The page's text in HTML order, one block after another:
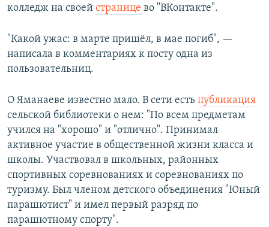
колледж на своей странице во "ВКонтакте".
"Какой ужас: в марте пришёл, в мае погиб", —
написала в комментариях к посту одна из
пользовательниц.
О Яманаеве известно мало. В сети есть публикация
сельской библиотеки о нем: "По всем предметам
учился на "хорошо" и "отлично". Принимал
активное участие в общественной жизни класса и
школы. Участвовал в школьных, районных
спортивных соревнованиях и соревнованиях по
туризму. Был членом детского объединения "Юный
парашютист" и имел первый разряд по
парашютному спорту".